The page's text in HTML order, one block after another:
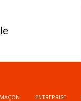
MAÇON
ENTREPRISE